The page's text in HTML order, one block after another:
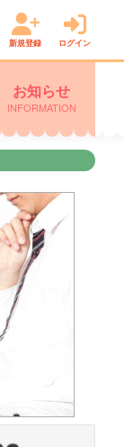
ぽよチャンネル
新規登録 ログイン
お知らせ
INFORMATION